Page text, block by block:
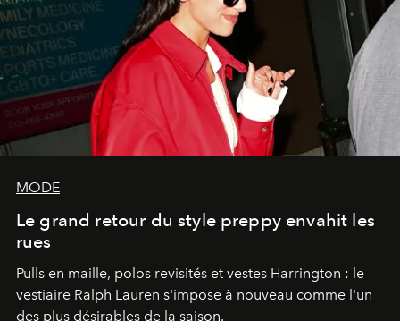
MODE
Le grand retour du style preppy envahit les
rues
Pulls en maille, polos revisités et vestes Harrington : le
vestiaire Ralph Lauren s'impose à nouveau comme l'un
des plus désirables de la saison.